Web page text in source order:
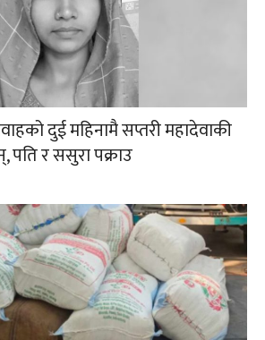
दुई महिनामै सप्तरी महादेवाकी
पति र ससुरा पक्राउ